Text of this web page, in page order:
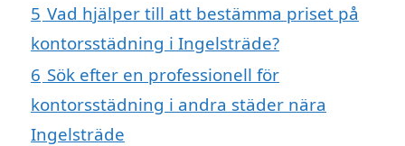
5 Vad hjälper till att bestämma priset på
kontorsstädning i Ingelsträde?
6 Sök efter en professionell för
kontorsstädning i andra städer nära
Ingelsträde